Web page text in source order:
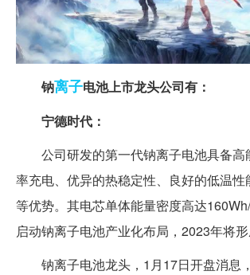
钠离子电池上市龙头公司有：
宁德时代：
公司研发的第一代钠离子电池具备高
率充电、优异的热稳定性、良好的低温
等优势。其电芯单体能量密度高达
启动钠离子电池产业化布局，2023年将形
钠离子电池龙头，1月17日开盘消息